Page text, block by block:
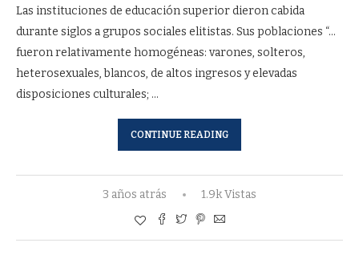
Las instituciones de educación superior dieron cabida
durante siglos a grupos sociales elitistas. Sus poblaciones “…
fueron relativamente homogéneas: varones, solteros,
heterosexuales, blancos, de altos ingresos y elevadas
disposiciones culturales; …
CONTINUE READING
3 años atrás 1.9k Vistas